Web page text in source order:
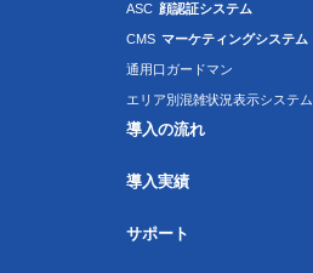
ASC 顔認証システム
CMS マーケティングシステム
通用口ガードマン
エリア別混雑状況表示システム
導入の流れ
導入実績
サポート